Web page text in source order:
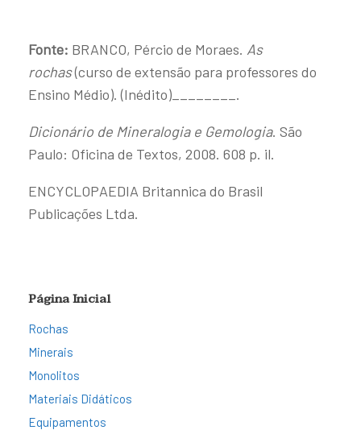
Fonte: BRANCO, Pércio de Moraes. As
rochas(curso de extensão para professores do
Ensino Médio). (Inédito)________.
Dicionário de Mineralogia e Gemologia. São
Paulo: Oficina de Textos, 2008. 608 p. il.
ENCYCLOPAEDIA Britannica do Brasil
Publicações Ltda.
Página Inicial
Rochas
Minerais
Monolitos
Materiais Didáticos
Equipamentos